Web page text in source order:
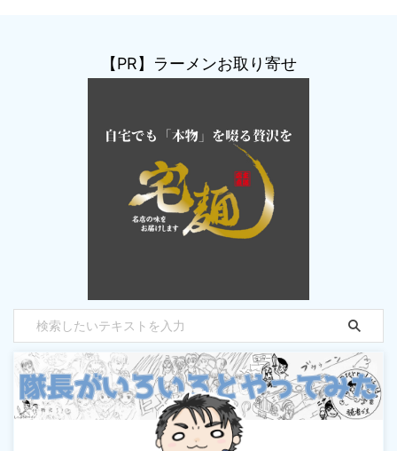
【PR】ラーメンお取り寄せ